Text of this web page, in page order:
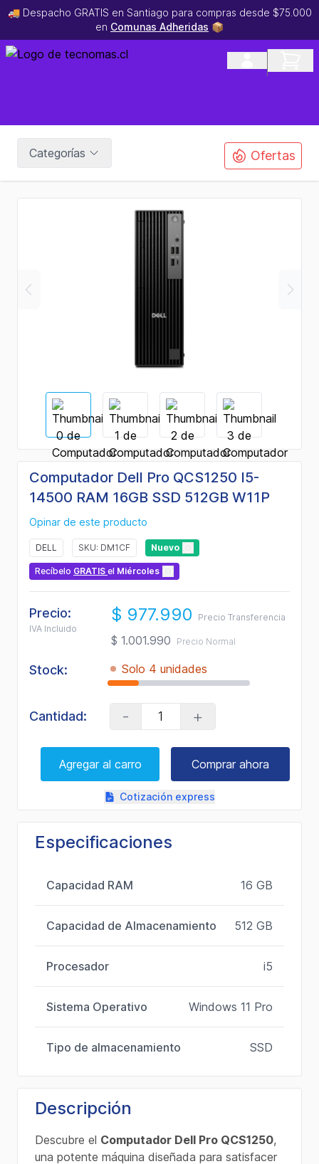
🚚 Despacho GRATIS en Santiago para compras desde $75.000
en Comunas Adheridas 📦
Categorías Ofertas
Computador Dell Pro QCS1250 I5-
14500 RAM 16GB SSD 512GB W11P
Opinar de este producto
DELL SKU: DM1CF Nuevo
Recíbelo GRATIS el Miércoles
Precio:
IVA Incluido
$ 977.990 Precio Transferencia
$ 1.001.990 Precio Normal
Stock: Solo 4 unidades
Cantidad: - +
Agregar al carro Comprar ahora
Cotización express
Especificaciones
Capacidad RAM 16 GB
Capacidad de Almacenamiento 512 GB
Procesador i5
Sistema Operativo Windows 11 Pro
Tipo de almacenamiento SSD
Descripción
Descubre el Computador Dell Pro QCS1250,
una potente máquina diseñada para satisfacer